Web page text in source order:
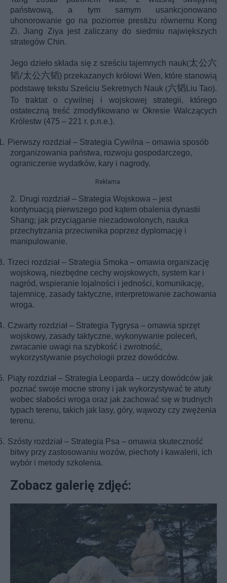
państwową, a tym samym usankcjonowano
uhonorowanie go na poziomie prestiżu równemu Kong
Zi. Jiang Ziya jest zaliczany do siedmiu największych
strategów Chin.
Jego dzieło składa się z sześciu tajemnych nauk(太公六
韬/太公六韬) przekazanych królowi Wen, które stanowią
podstawę tekstu Sześciu Sekretnych Nauk (六韬 Liu Tao).
To traktat o cywilnej i wojskowej strategii, którego
ostateczną treść zmodyfikowano w Okresie Walczących
Królestw (475 – 221 r. p.n.e.).
Pierwszy rozdział – Strategia Cywilna – omawia sposób
zorganizowania państwa, rozwoju gospodarczego,
ograniczenie wydatków, kary i nagrody.
Reklama
2. Drugi rozdział – Strategia Wojskowa – jest
kontynuacją pierwszego pod kątem obalenia dynastii
Shang; jak przyciąganie niezadowolonych, nauka
przechytrzania przeciwnika poprzez dyplomację i
manipulowanie.
Trzeci rozdział – Strategia Smoka – omawia organizację
wojskową, niezbędne cechy wojskowych, system kar i
nagród, wspieranie lojalności i jedności, komunikację,
tajemnicę, zasady taktyczne, interpretowanie zachowania
wroga.
Czwarty rozdział – Strategia Tygrysa – omawia sprzęt
wojskowy, zasady taktyczne, wykonywanie poleceń,
zwracanie uwagi na szybkość i zwrotność,
wykorzystywanie psychologii przez dowódców.
Piąty rozdział – Strategia Leoparda – uczy dowódców jak
poznać swoje mocne strony i jak wykorzystywać te atuty
wobec słabości wroga oraz jak zachować się w trudnych
typach terenu, takich jak lasy, góry, wąwozy czy zwężenia
terenu.
Szósty rozdział – Strategia Psa – omawia skuteczność
bitwy przy zastosowaniu wozów, piechoty i kawalerii, ich
wybór i metody szkolenia.
Zobacz galerię zdjęć: